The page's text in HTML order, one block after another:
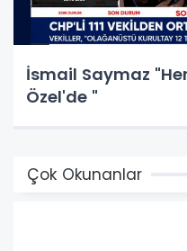
İsmail Saymaz
Özel'de "
Çok Okunanlar